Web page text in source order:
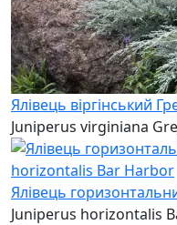
Ялівець віргінський
Juniperus virginiana
Ялівець
Juniperus horizontalis